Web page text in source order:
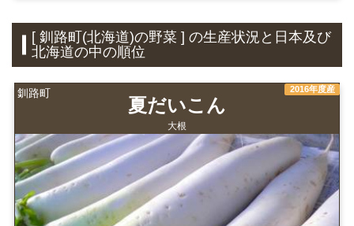
[ 釧路町(北海道)の野菜 ] の生産状況と日本及び
北海道の中の順位
釧路町 2016年度産
夏だいこん
大根